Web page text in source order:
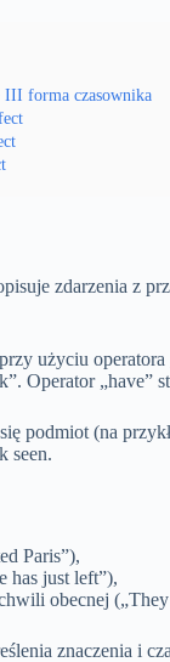
III forma czasownika
zdarzenia z
użyciu operatora
Operator „have”
podmiot (na
seen.
Paris”),
has just left”),
obecnej
znaczenia i